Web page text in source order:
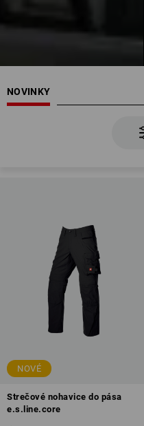
NOVINKY
NOVÉ
Strečové nohavice do pása
e.s.line.core